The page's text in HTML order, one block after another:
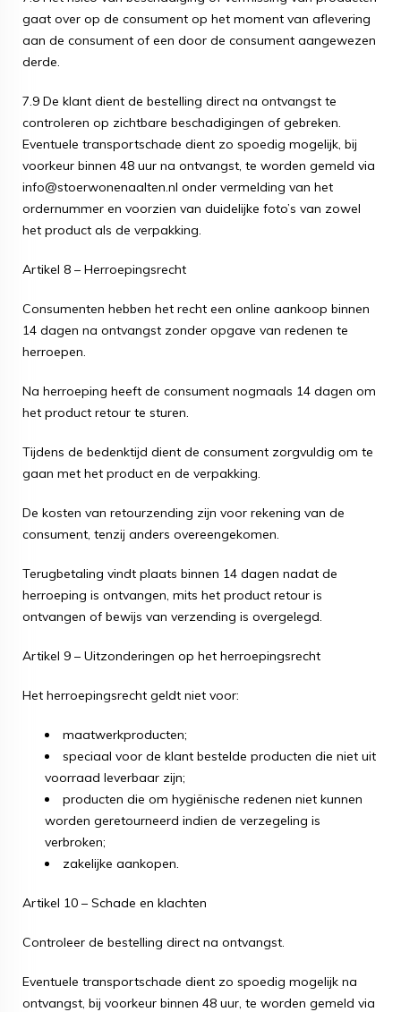
gaat over op de consument op het moment van aflevering
aan de consument of een door de consument aangewezen
derde.
7.9 De klant dient de bestelling direct na ontvangst te
controleren op zichtbare beschadigingen of gebreken.
Eventuele transportschade dient zo spoedig mogelijk, bij
voorkeur binnen 48 uur na ontvangst, te worden gemeld via
info@stoerwonenaalten.nl onder vermelding van het
ordernummer en voorzien van duidelijke foto’s van zowel
het product als de verpakking.
Artikel 8 – Herroepingsrecht
Consumenten hebben het recht een online aankoop binnen
14 dagen na ontvangst zonder opgave van redenen te
herroepen.
Na herroeping heeft de consument nogmaals 14 dagen om
het product retour te sturen.
Tijdens de bedenktijd dient de consument zorgvuldig om te
gaan met het product en de verpakking.
De kosten van retourzending zijn voor rekening van de
consument, tenzij anders overeengekomen.
Terugbetaling vindt plaats binnen 14 dagen nadat de
herroeping is ontvangen, mits het product retour is
ontvangen of bewijs van verzending is overgelegd.
Artikel 9 – Uitzonderingen op het herroepingsrecht
Het herroepingsrecht geldt niet voor:
maatwerkproducten;
speciaal voor de klant bestelde producten die niet uit
voorraad leverbaar zijn;
producten die om hygiënische redenen niet kunnen
worden geretourneerd indien de verzegeling is
verbroken;
zakelijke aankopen.
Artikel 10 – Schade en klachten
Controleer de bestelling direct na ontvangst.
Eventuele transportschade dient zo spoedig mogelijk na
ontvangst, bij voorkeur binnen 48 uur, te worden gemeld via